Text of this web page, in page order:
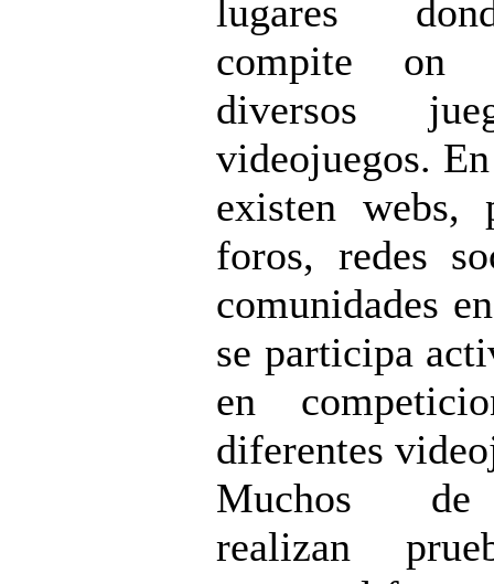
lugares
compite
diversos
videojuegos.
existen webs,
foros, redes
comunidades
se participa
en
diferentes
Muchos
realizan